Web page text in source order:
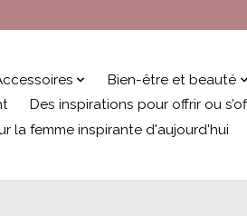
Bien-être et beauté
Des inspirations pour offrir ou
la femme inspirante d'aujourd'hui